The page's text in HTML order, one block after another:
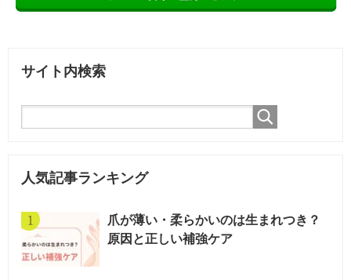
サイト内検索
人気記事ランキング
爪が薄い・柔らかいのは生まれつき？
原因と正しい補強ケア